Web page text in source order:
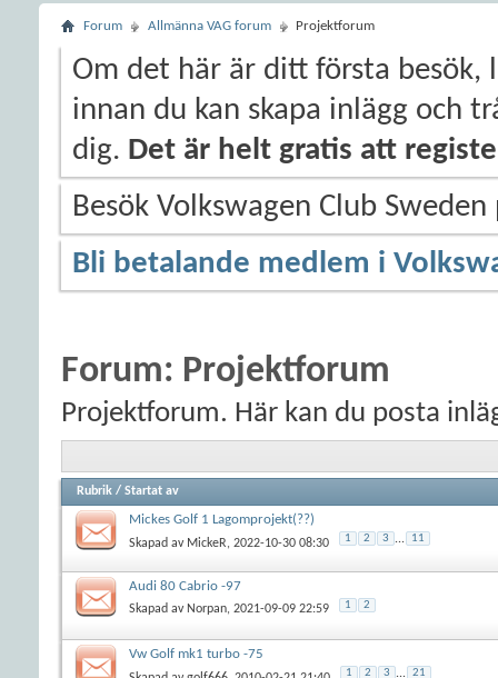
Forum Allmänna VAG forum Projektforum
Om det här är ditt första besök,
innan du kan skapa inlägg och
dig. Det är helt gratis att
Besök Volkswagen Club
Bli betalande medlem i
Forum: Projektforum
Projektforum. Här kan du posta
Rubrik / Startat av
Mickes Golf 1 Lagomprojekt(??)
Skapad av MickeR, 2022-10-30 08:30 1 2 3 ... 11
Audi 80 Cabrio -97
Skapad av Norpan, 2021-09-09 22:59 1 2
Vw Golf mk1 turbo -75
1 2 3 ... 21